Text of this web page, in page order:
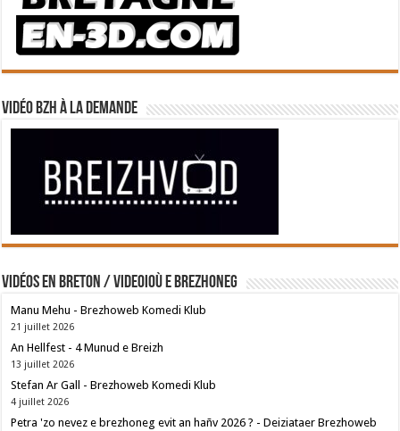
Vidéo BZH à la demande
Vidéos en breton / Videoioù e brezhoneg
Manu Mehu - Brezhoweb Komedi Klub
21 juillet 2026
An Hellfest - 4 Munud e Breizh
13 juillet 2026
Stefan Ar Gall - Brezhoweb Komedi Klub
4 juillet 2026
Petra 'zo nevez e brezhoneg evit an hañv 2026 ? - Deiziataer Brezhoweb